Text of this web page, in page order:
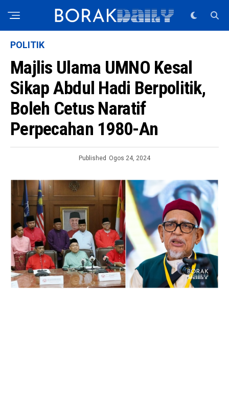
POLITIK
Majlis Ulama UMNO Kesal
Sikap Abdul Hadi Berpolitik,
Boleh Cetus Naratif
Perpecahan 1980-An
Published Ogos 24, 2024